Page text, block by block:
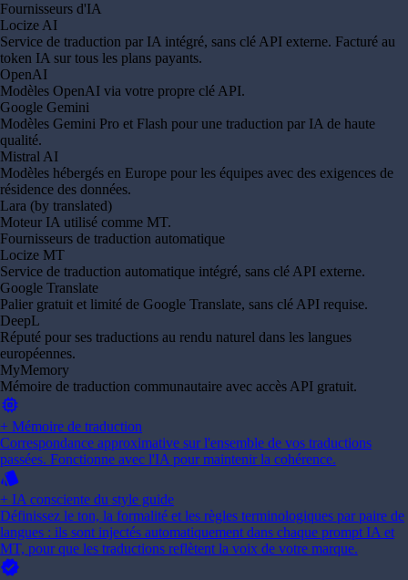
Fournisseurs d'IA
Locize AI
Service de traduction par IA intégré, sans clé API externe. Facturé au
token IA sur tous les plans payants.
OpenAI
Modèles OpenAI via votre propre clé API.
Google Gemini
Modèles Gemini Pro et Flash pour une traduction par IA de haute
qualité.
Mistral AI
Modèles hébergés en Europe pour les équipes avec des exigences de
résidence des données.
Lara (by translated)
Moteur IA utilisé comme MT.
Fournisseurs de traduction automatique
Locize MT
Service de traduction automatique intégré, sans clé API externe.
Google Translate
Palier gratuit et limité de Google Translate, sans clé API requise.
DeepL
Réputé pour ses traductions au rendu naturel dans les langues
européennes.
MyMemory
Mémoire de traduction communautaire avec accès API gratuit.
memory
+ Mémoire de traduction
Correspondance approximative sur l'ensemble de vos traductions
passées. Fonctionne avec l'IA pour maintenir la cohérence.
style
+ IA consciente du style guide
Définissez le ton, la formalité et les règles terminologiques par paire de
langues : ils sont injectés automatiquement dans chaque prompt IA et
MT, pour que les traductions reflètent la voix de votre marque.
verified